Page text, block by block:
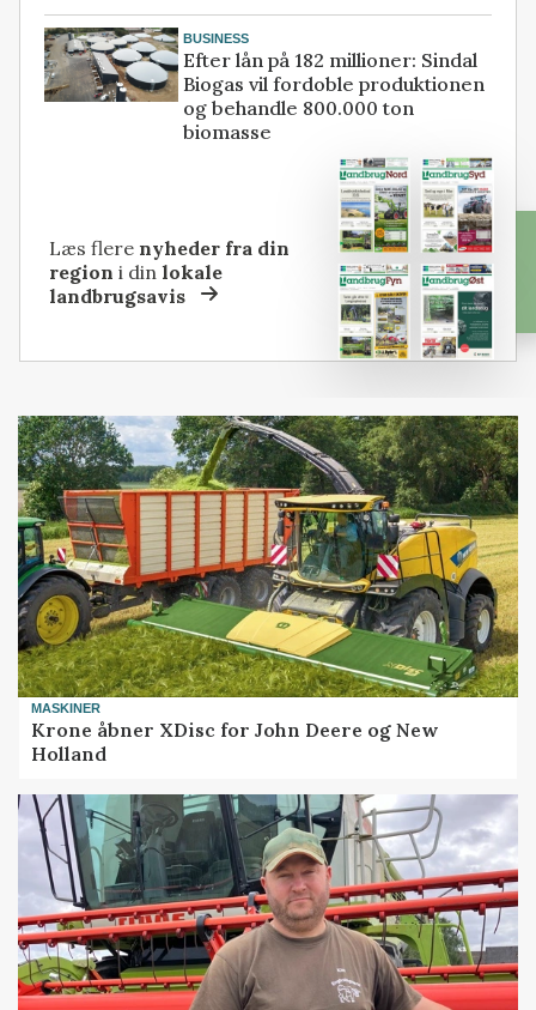
BUSINESS
Efter lån på 182 millioner: Sindal
Biogas vil fordoble produktionen
og behandle 800.000 ton
biomasse
Læs flere nyheder fra din
region i dinlokale
landbrugsavis
MASKINER
Krone åbner XDisc for John Deere og New
Holland